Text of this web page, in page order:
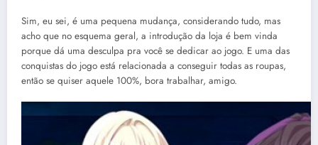
Sim, eu sei, é uma pequena mudança, considerando tudo, mas
acho que no esquema geral, a introdução da loja é bem vinda
porque dá uma desculpa pra você se dedicar ao jogo. E uma das
conquistas do jogo está relacionada a conseguir todas as roupas,
então se quiser aquele 100%, bora trabalhar, amigo.